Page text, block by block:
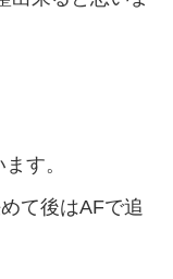
す。
て後はAFで追